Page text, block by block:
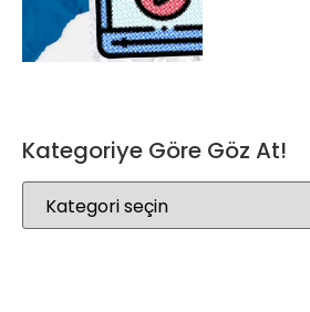
Kategoriye Göre Göz At!